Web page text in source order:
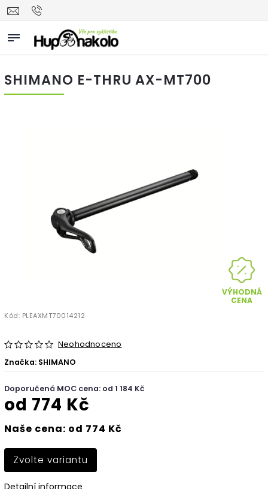
SHIMANO E-THRU AX-MT700
VÝHODNÁ
CENA
Kód: PLEAXMT70014212
Neohodnoceno
Značka: SHIMANO
Doporučená MOC cena: od 1 184 Kč
od 774 Kč
Naše cena: od 774 Kč
Zvolte variantu
Detailní informace